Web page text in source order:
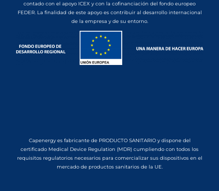
contado con el apoyo ICEX y con la cofinanciación del fondo europeo
FEDER. La finalidad de este apoyo es contribuir al desarrollo internacional
de la empresa y de su entorno.
Capenergy es fabricante de PRODUCTO SANITARIO y dispone del
certificado Medical Device Regulation (MDR) cumpliendo con todos los
requisitos regulatorios necesarios para comercializar sus dispositivos en el
mercado de productos sanitarios de la UE.